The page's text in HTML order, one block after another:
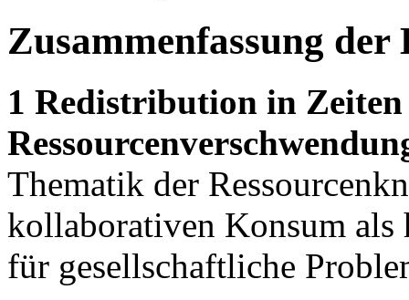
Zusammenfassung der
1 Redistribution in
Thematik der
kollaborativen Konsum als
für gesellschaftliche